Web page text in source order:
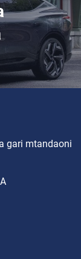
gari mtandaoni